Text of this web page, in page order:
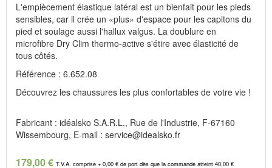
L'empiècement élastique latéral est un bienfait pour les pieds
sensibles, car il crée un «plus» d'espace pour les capitons du
pied et soulage aussi l'hallux valgus. La doublure en
microfibre Dry Clim thermo-active s'étire avec élasticité de
tous côtés.
Référence : 6.652.08
Découvrez les chaussures les plus confortables de votre vie !
Fabricant : idéalsko S.A.R.L., Rue de l'Industrie, F-67160
Wissembourg, E-mail : service@idealsko.fr
179,00 € T.V.A. comprise + 0,00 € de port dès que la commande atteint 40,00 €